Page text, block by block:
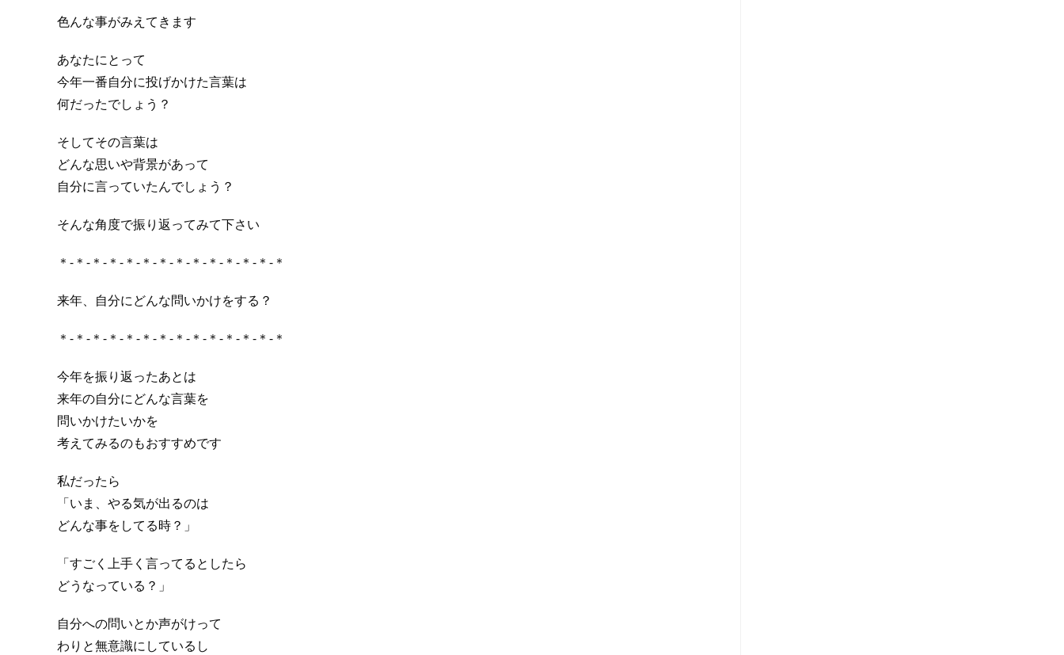
色んな事がみえてきます
あなたにとって
今年一番自分に投げかけた言葉は
何だったでしょう？
そしてその言葉は
どんな思いや背景があって
自分に言っていたんでしょう？
そんな角度で振り返ってみて下さい
＊-＊-＊-＊-＊-＊-＊-＊-＊-＊-＊-＊-＊-＊
来年、自分にどんな問いかけをする？
＊-＊-＊-＊-＊-＊-＊-＊-＊-＊-＊-＊-＊-＊
今年を振り返ったあとは
来年の自分にどんな言葉を
問いかけたいかを
考えてみるのもおすすめです
私だったら
「いま、やる気が出るのは
どんな事をしてる時？」
「すごく上手く言ってるとしたら
どうなっている？」
自分への問いとか声がけって
わりと無意識にしているし